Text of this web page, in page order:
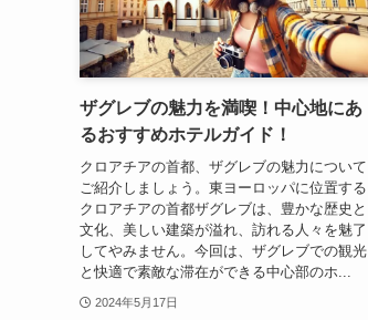
ザグレブの魅力を満喫！中心地にあ
るおすすめホテルガイド！
クロアチアの首都、ザグレブの魅力について
ご紹介しましょう。東ヨーロッパに位置する
クロアチアの首都ザグレブは、豊かな歴史と
文化、美しい建築が溢れ、訪れる人々を魅了
してやみません。今回は、ザグレブでの観光
と快適で素敵な滞在ができる中心部のホ...
2024年5月17日